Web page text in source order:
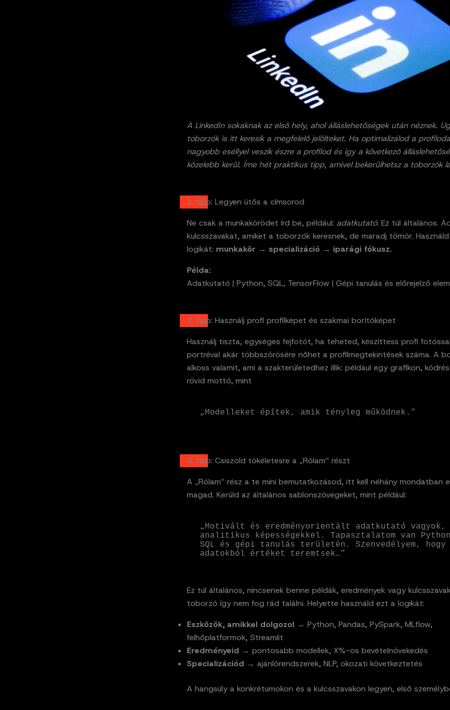
A LinkedIn sokaknak az első hely, ahol álláslehetőségek után néznek.
toborzók is itt keresik a megfelelő jelölteket. Ha optimalizálod a
nagyobb eséllyel veszik észre a profilod és így a következő
közelebb kerül. Íme hét praktikus tipp, amivel bekerülhetsz a toborzók
1. tipp: Legyen ütős a címsorod
Ne csak a munkakörödet írd be, például: adatkutató. Ez túl általános.
kulcsszavakat, amiket a toborzók keresnek, de maradj tömör.
logikát: munkakör → specializáció → iparági fókusz.
Példa:
Adatkutató | Python, SQL, TensorFlow | Gépi tanulás és előrejelző
2. tipp: Használj profi profilképet és szakmai borítóképet
Használj tiszta, egységes fejfotót, ha teheted, készíttess profi
portréval akár többszörösére nőhet a profilmegtekintések száma. A
alkoss valamit, ami a szakterületedhez illik: például egy grafikon,
rövid mottó, mint
„Modelleket építek, amik tényleg működnek.”
3. tipp: Csiszold tökéletesre a „Rólam” részt
A „Rólam” rész a te mini bemutatkozásod, itt kell néhány mondatban
magad. Kerüld az általános sablonszövegeket, mint például:
„Motivált és eredményorientált adatkutató vagyok,
analitikus képességekkel. Tapasztalatom van
SQL és gépi tanulás területén. Szenvedélyem, hogy
adatokból értéket teremtsek…”
Ez túl általános, nincsenek benne példák, eredmények vagy
toborzó így nem fog rád találni. Helyette használd ezt a logikát:
Eszközök, amikkel dolgozol → Python, Pandas, PySpark, MLflow,
felhőplatformok, Streamlit
Eredményeid → pontosabb modellek, X%-os bevételnövekedés
Specializációd → ajánlórendszerek, NLP, okozati következtetés
A hangsúly a konkrétumokon és a kulcsszavakon legyen, első